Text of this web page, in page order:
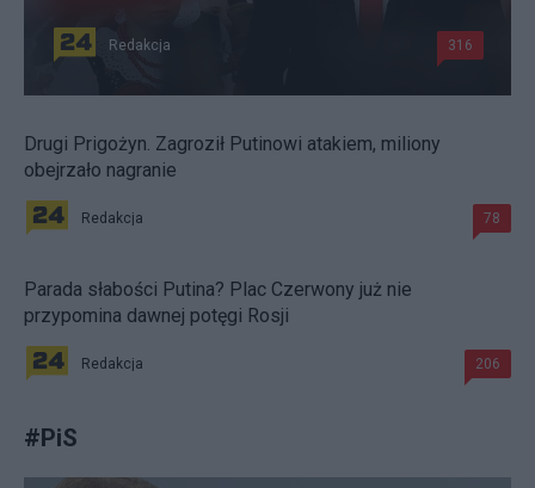
Redakcja 316
Drugi Prigożyn. Zagroził Putinowi atakiem, miliony
obejrzało nagranie
Redakcja 78
Parada słabości Putina? Plac Czerwony już nie
przypomina dawnej potęgi Rosji
Redakcja 206
#PiS